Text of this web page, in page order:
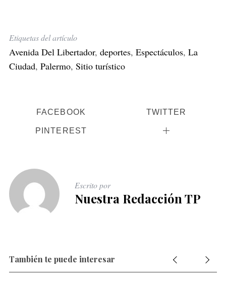
Etiquetas del artículo
Avenida Del Libertador, deportes, Espectáculos, La
Ciudad, Palermo, Sitio turístico
FACEBOOK TWITTER
PINTEREST
Escrito por
Nuestra Redacción TP
También te puede interesar